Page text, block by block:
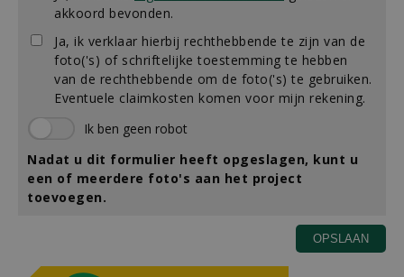
akkoord bevonden.
Ja, ik verklaar hierbij rechthebbende te zijn van de
foto('s) of schriftelijke toestemming te hebben
van de rechthebbende om de foto('s) te gebruiken.
Eventuele claimkosten komen voor mijn rekening.
Nadat u dit formulier heeft opgeslagen, kunt u
een of meerdere foto's aan het project
toevoegen.